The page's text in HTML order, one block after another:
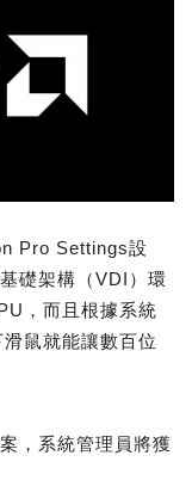
Pro Settings設
礎架構（VDI）環
，而且根據系統
鼠就能讓數百位
，系統管理員將獲